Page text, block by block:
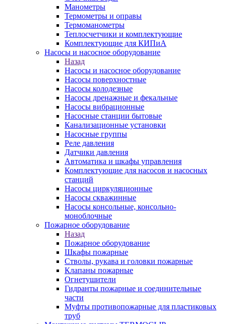
Манометры
Термометры и оправы
Термоманометры
Теплосчетчики и комплектующие
Комплектующие для КИПиА
Насосы и насосное оборудование
Назад
Насосы и насосное оборудование
Насосы поверхностные
Насосы колодезные
Насосы дренажные и фекальные
Насосы вибрационные
Насосные станции бытовые
Канализационные установки
Насосные группы
Реле давления
Датчики давления
Автоматика и шкафы управления
Комплектующие для насосов и насосных
станций
Насосы циркуляционные
Насосы скважинные
Насосы консольные, консольно-
моноблочные
Пожарное оборудование
Назад
Пожарное оборудование
Шкафы пожарные
Стволы, рукава и головки пожарные
Клапаны пожарные
Огнетушители
Гидранты пожарные и соединительные
части
Муфты противопожарные для пластиковых
труб